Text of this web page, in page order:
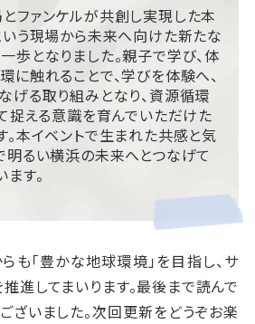
ファンケルが共創し実現した本
いう現場から未来へ向けた新たな
歩となりました。親子で学び、体
に触れることで、学びを体験へ、
げる取り組みとなり、資源循環
て捉える意識を育んでいただけた
。本イベントで生まれた共感と気
明るい横浜の未来へとつなげて
す。
も「豊かな地球環境」を目指し、サ
進してまいります。最後まで読んで
ざいました。次回更新をどうぞお楽